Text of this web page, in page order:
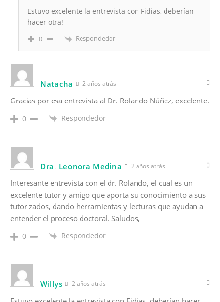
Estuvo excelente la entrevista con Fidias, deberían
hacer otra!
0 Respondedor
Natacha 2 años atrás
Gracias por esa entrevista al Dr. Rolando Núñez, excelente.
0 Respondedor
Dra. Leonora Medina 2 años atrás
Interesante entrevista con el dr. Rolando, el cual es un
excelente tutor y amigo que aporta su conocimiento a sus
tutorizados, dando herramientas y lecturas que ayudan a
entender el proceso doctoral. Saludos,
0 Respondedor
Willys 2 años atrás